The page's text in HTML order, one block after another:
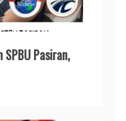
Pasiran,